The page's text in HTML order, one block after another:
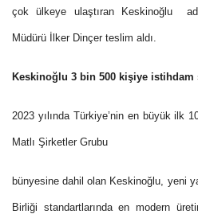
çok ülkeye ulaştıran Keskinoğlu
Müdürü İlker Dinçer teslim aldı.
Keskinoğlu 3 bin 500 kişiye istihdam
2023 yılında Türkiye’nin en büyük ilk
Matlı Şirketler Grubu
bünyesine dahil olan Keskinoğlu, yeni
Birliği standartlarında en modern